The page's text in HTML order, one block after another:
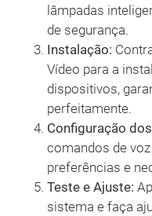
lâmpadas
de segurança.
Instalação:
Vídeo para a
dispositivos,
perfeitamente.
Configuração
comandos de
preferências e
Teste e Ajuste:
sistema e faça